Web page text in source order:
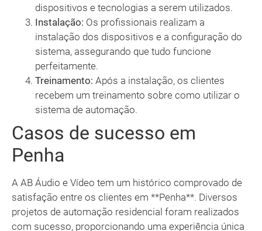
dispositivos e tecnologias a serem utilizados.
Instalação: Os profissionais realizam a
instalação dos dispositivos e a configuração do
sistema, assegurando que tudo funcione
perfeitamente.
Treinamento: Após a instalação, os clientes
recebem um treinamento sobre como utilizar o
sistema de automação.
Casos de sucesso em
Penha
A AB Áudio e Vídeo tem um histórico comprovado de
satisfação entre os clientes em **Penha**. Diversos
projetos de automação residencial foram realizados
com sucesso, proporcionando uma experiência única